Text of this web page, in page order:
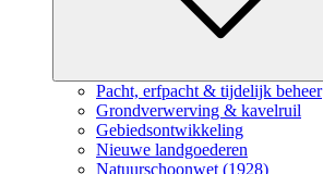
Pacht, erfpacht & tijdelijk beheer
Grondverwerving & kavelruil
Gebiedsontwikkeling
Nieuwe landgoederen
Natuurschoonwet (1928)